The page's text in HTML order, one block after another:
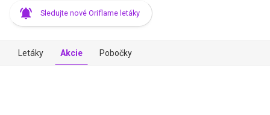
Sledujte nové Oriflame letáky
Letáky Akcie Pobočky